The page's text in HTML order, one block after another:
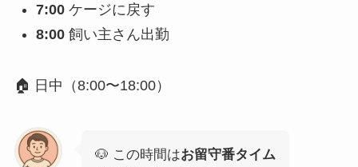
7:00ケージに戻す
8:00飼い主さん出勤
🏠 日中（8:00〜18:00）
🐶 この時間はお留守番タイム